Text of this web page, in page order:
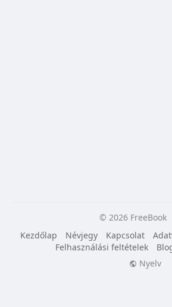
© 2026 FreeBook
Kezdőlap
Névjegy Kapcsolat
Felhasználási feltételek
Nyelv